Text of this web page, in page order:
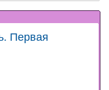
Первая